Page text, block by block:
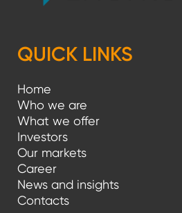
QUICK LINKS
Home
Who we are
What we offer
Investors
Our markets
Career
News and insights
Contacts